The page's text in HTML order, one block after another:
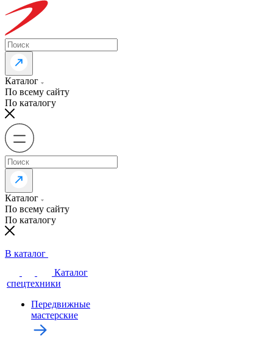
Каталог
По всему сайту
По каталогу
Каталог
По всему сайту
По каталогу
В каталог
Каталог
спецтехники
Передвижные
мастерские